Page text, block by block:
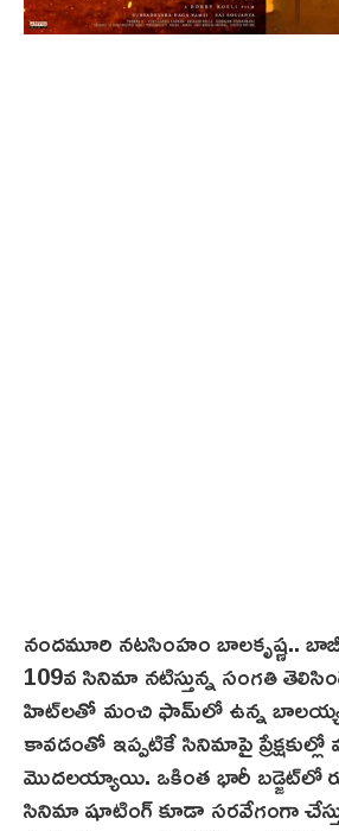
నందమూరి న‌ట‌సింహం బాలకృష్ణ..
109వ సినిమా నటిస్తున్న సంగతి
హిట్‌లతో మంచి ఫామ్‌లో ఉన్న‌ బాలయ్య..
కావడంతో ఇప్పటికే సినిమాపై
మొదలయ్యాయి. ఒకింత భారీ బడ్జెట్‌లో
సినిమా షూటింగ్ కూడా సరవేగంగా